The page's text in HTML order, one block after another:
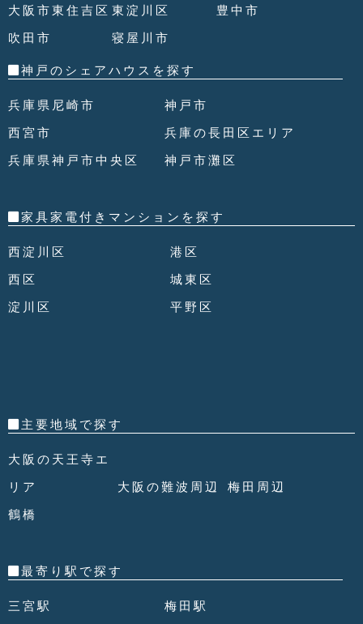
大阪市東住吉区 東淀川区
豊中市
吹田市
寝屋川市
神戸のシェアハウスを探す
兵庫県尼崎市
神戸市
西宮市
兵庫の長田区エリア
兵庫県神戸市中央区
神戸市灘区
家具家電付きマンションを探す
西淀川区
港区
西区
城東区
淀川区
平野区
主要地域で探す
大阪の天王寺エ
リア
大阪の難波周辺
梅田周辺
鶴橋
最寄り駅で探す
三宮駅
梅田駅